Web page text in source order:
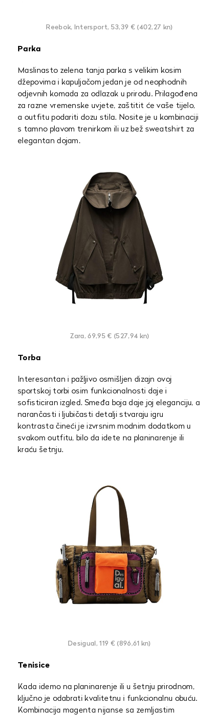
Reebok, Intersport, 53,39 € (402,27 kn)
Parka
Maslinasto zelena tanja parka s velikim kosim
džepovima i kapuljačom jedan je od neophodnih
odjevnih komada za odlazak u prirodu. Prilagođena
za razne vremenske uvjete, zaštitit će vaše tijelo,
a outfitu podariti dozu stila. Nosite je u kombinaciji
s tamno plavom trenirkom ili uz bež sweatshirt za
elegantan dojam.
Zara, 69,95 € (527,94 kn)
Torba
Interesantan i pažljivo osmišljen dizajn ovoj
sportskoj torbi osim funkcionalnosti daje i
sofisticiran izgled. Smeđa boja daje joj eleganciju, a
narančasti i ljubičasti detalji stvaraju igru
kontrasta čineći je izvrsnim modnim dodatkom u
svakom outfitu, bilo da idete na planinarenje ili
kraću šetnju.
Desigual, 119 € (896,61 kn)
Tenisice
Kada idemo na planinarenje ili u šetnju prirodnom,
ključno je odabrati kvalitetnu i funkcionalnu obuću.
Kombinacija magenta nijanse sa zemljastim